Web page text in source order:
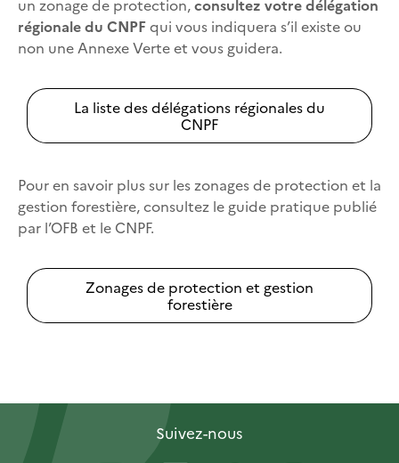
un zonage de protection,consultez votre délégation
régionale du CNPFqui vous indiquera s’il existe ou
non une Annexe Verte et vous guidera.
La liste des délégations régionales du
CNPF
Pour en savoir plus sur les zonages de protection et la
gestion forestière, consultez le guide pratique publié
par l’OFB et le CNPF.
Zonages de protection et gestion
forestière
Suivez-nous